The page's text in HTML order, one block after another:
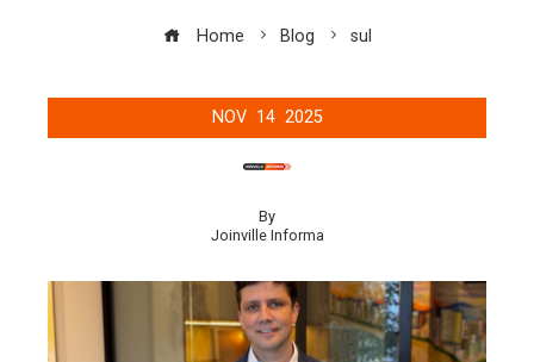
Home Blog sul
NOV 14 2025
By
Joinville Informa